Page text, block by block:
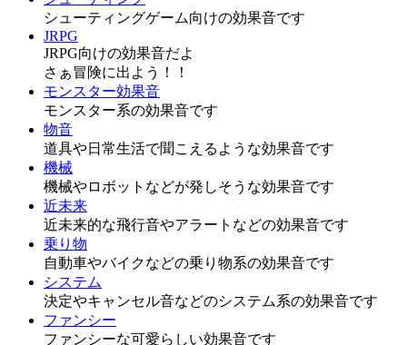
シューティングゲーム向けの効果音です
JRPG
JRPG向けの効果音だよ
さぁ冒険に出よう！！
モンスター効果音
モンスター系の効果音です
物音
道具や日常生活で聞こえるような効果音です
機械
機械やロボットなどが発しそうな効果音です
近未来
近未来的な飛行音やアラートなどの効果音です
乗り物
自動車やバイクなどの乗り物系の効果音です
システム
決定やキャンセル音などのシステム系の効果音です
ファンシー
ファンシーな可愛らしい効果音です